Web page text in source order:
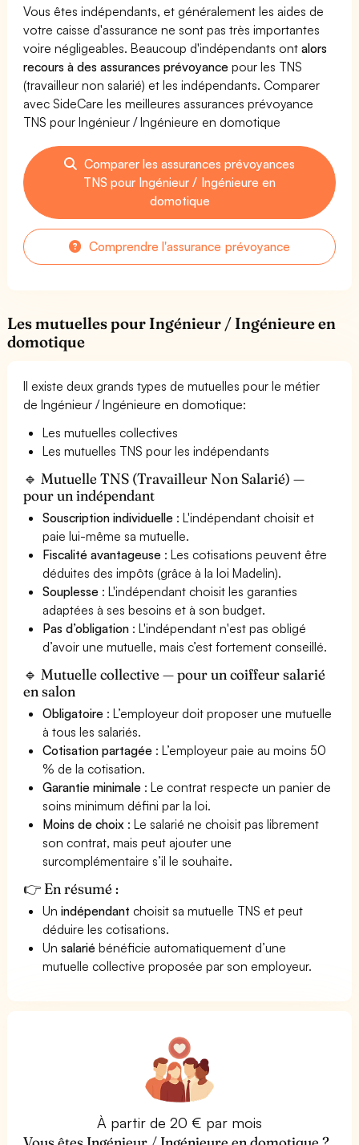
Vous êtes indépendants, et généralement les aides de
votre caisse d'assurance ne sont pas très importantes
voire négligeables. Beaucoup d'indépendants ontalors
recours à des assurances prévoyance pour les TNS
(travailleur non salarié) et les indépendants. Comparer
avec SideCare les meilleures assurances prévoyance
TNS pour Ingénieur / Ingénieure en domotique
Comparer les assurances prévoyances
TNS pour Ingénieur / Ingénieure en
domotique
Comprendre l'assurance prévoyance
Les mutuelles pour Ingénieur / Ingénieure en
domotique
Il existe deux grands types de mutuelles pour le métier
de Ingénieur / Ingénieure en domotique:
Les mutuelles collectives
Les mutuelles TNS pour les indépendants
🔹 Mutuelle TNS (Travailleur Non Salarié) —
pour un indépendant
Souscription individuelle : L'indépendant choisit et
paie lui-même sa mutuelle.
Fiscalité avantageuse : Les cotisations peuvent être
déduites des impôts (grâce à la loi Madelin).
Souplesse : L'indépendant choisit les garanties
adaptées à ses besoins et à son budget.
Pas d’obligation : L'indépendant n'est pas obligé
d’avoir une mutuelle, mais c’est fortement conseillé.
🔹 Mutuelle collective — pour un coiffeur salarié
en salon
Obligatoire : L’employeur doit proposer une mutuelle
à tous les salariés.
Cotisation partagée : L’employeur paie au moins 50
% de la cotisation.
Garantie minimale : Le contrat respecte un panier de
soins minimum défini par la loi.
Moins de choix : Le salarié ne choisit pas librement
son contrat, mais peut ajouter une
surcomplémentaire s’il le souhaite.
👉 En résumé :
Unindépendant choisit sa mutuelle TNS et peut
déduire les cotisations.
Unsalarié bénéficie automatiquement d’une
mutuelle collective proposée par son employeur.
À partir de 20 € par mois